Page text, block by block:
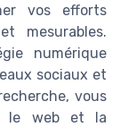
vos efforts
mesurables.
numérique
sociaux et
vous
le web et la